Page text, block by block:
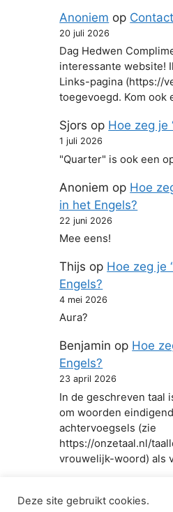
Anoniem op Contact
20 juli 2026
Dag Hedwen
interessante website!
Links-pagina (https://
toegevoegd. Kom ook
Sjors op Hoe zeg je
1 juli 2026
"Quarter" is ook een
Anoniem op Hoe
in het Engels?
22 juni 2026
Mee eens!
Thijs op Hoe zeg je
Engels?
4 mei 2026
Aura?
Benjamin op Hoe
Engels?
23 april 2026
In de geschreven taal
om woorden
achtervoegsels (zie
https://onzetaal.nl/
vrouwelijk-woord) als
Deze site gebruikt cookies.